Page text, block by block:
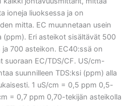
ioneja liuoksessa ja on
mitta. EC muunnetaan usein
(ppm). Eri asteikot sisältävät 500
700 asteikon. EC40:ssä on
suoraan EC/TDS/CF. US/cm-
suunnilleen TDS:ksi (ppm) alla
1 uS/cm = 0,5 ppm 0,5-
= 0,7 ppm 0,70-tekijän asteikolla